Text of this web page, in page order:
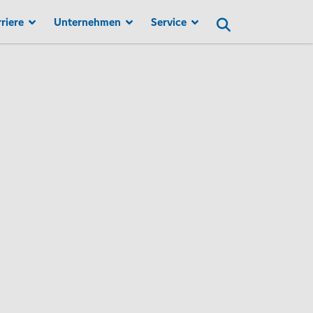
Unternehmen Service